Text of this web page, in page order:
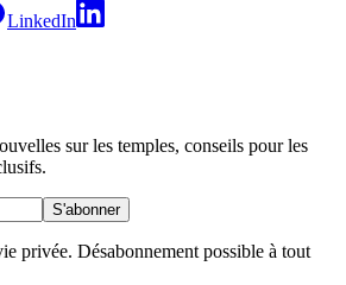
LinkedIn
sur les temples, conseils pour les
S'abonner
privée. Désabonnement possible à tout